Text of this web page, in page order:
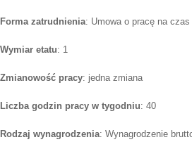
Forma zatrudnienia: Umowa o pracę na
Wymiar etatu: 1
Zmianowość pracy: jedna zmiana
Liczba godzin pracy w tygodniu: 40
Rodzaj wynagrodzenia: Wynagrodzenie